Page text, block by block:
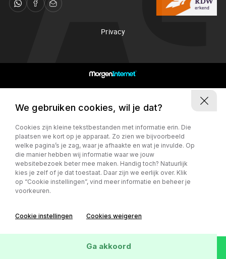
Adres
9:30 - 17:30
Za
10:00 - 15:00
Privacy
We gebruiken cookies, wil je dat?
Cookies zijn kleine tekstbestanden met informatie erin. Die
plaatsen we kort op je apparaat. Zo zien we bijvoorbeeld
welke pagina’s je zag, waar je afhaakte en wat je invulde. Op
die manier hebben wij informatie waar we jouw
websitebezoek beter mee maken. Handig toch? Natuurlijk
kies je zelf of je dat toestaat. Daar zijn we eerlijk over. Klik
op “Cookie instellingen”, vind meer informatie en beheer je
voorkeuren.
Cookie instellingen Cookies weigeren
Ga akkoord